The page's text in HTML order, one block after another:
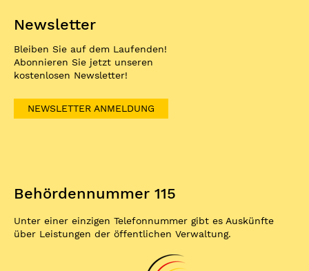
Newsletter
Bleiben Sie auf dem Laufenden!
Abonnieren Sie jetzt unseren
kostenlosen Newsletter!
NEWSLETTER ANMELDUNG
Behördennummer 115
Unter einer einzigen Telefonnummer gibt es Auskünfte
über Leistungen der öffentlichen Verwaltung.